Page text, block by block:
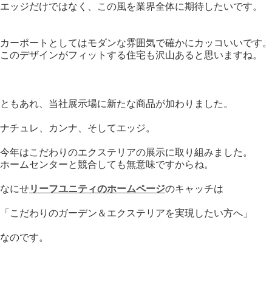
エッジだけではなく、この風を業界全体に期待したいです。
カーポートとしてはモダンな雰囲気で確かにカッコいいです。
このデザインがフィットする住宅も沢山あると思いますね。
ともあれ、当社展示場に新たな商品が加わりました。
ナチュレ、カンナ、そしてエッジ。
今年はこだわりのエクステリアの展示に取り組みました。
ホームセンターと競合しても無意味ですからね。
なにせリーフユニティのホームページのキャッチは
「こだわりのガーデン＆エクステリアを実現したい方へ」
なのです。